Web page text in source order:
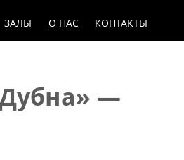
ЗАЛЫ О НАС КОНТАКТЫ
—